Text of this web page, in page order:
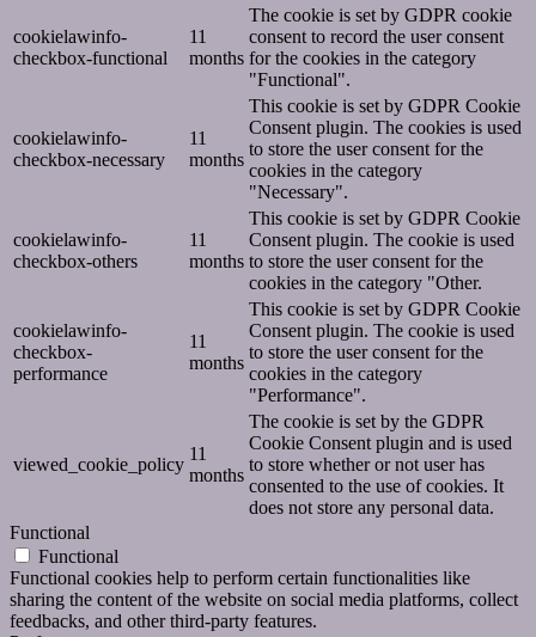
cookielawinfo-
checkbox-functional
11
months
The cookie is set by GDPR cookie
consent to record the user consent
for the cookies in the category
"Functional".
cookielawinfo-
checkbox-necessary
11
months
This cookie is set by GDPR Cookie
Consent plugin. The cookies is used
to store the user consent for the
cookies in the category
"Necessary".
cookielawinfo-
checkbox-others
11
months
This cookie is set by GDPR Cookie
Consent plugin. The cookie is used
to store the user consent for the
cookies in the category "Other.
cookielawinfo-
checkbox-
performance
11
months
This cookie is set by GDPR Cookie
Consent plugin. The cookie is used
to store the user consent for the
cookies in the category
"Performance".
viewed_cookie_policy
11
months
The cookie is set by the GDPR
Cookie Consent plugin and is used
to store whether or not user has
consented to the use of cookies. It
does not store any personal data.
Functional
Functional
Functional cookies help to perform certain functionalities like
sharing the content of the website on social media platforms, collect
feedbacks, and other third-party features.